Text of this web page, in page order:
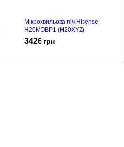
Мікрохвильова піч Hisense
H20MOBP1 (M20XYZ)
3426 грн